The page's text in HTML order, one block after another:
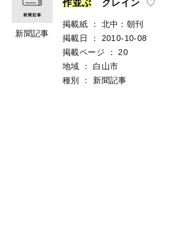
新聞記事
作並ぶ クレイン
掲載紙 ：
北中：朝刊
掲載日
：
2010-10-08
掲載ページ
：
20
地域
：
白山市
種別
： 新聞記事